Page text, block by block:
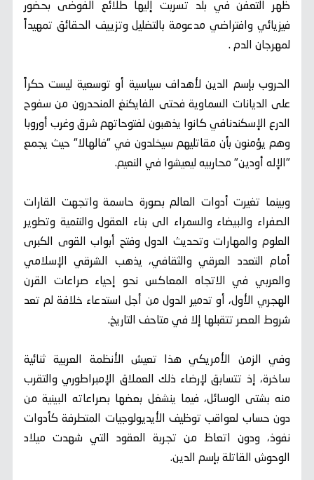
ظهر التعفن في بلد تسربت إليها طلائع الفوضى بحضور
فيزيائي وافتراضي مدعومة بالتضليل وتزييف الحقائق تمهيداً
لمهرجان الدم .
الحروب بإسم الدين لأهداف سياسية أو توسعية ليست حكراً
على الديانات السماوية فحتى الفايكنغ المنحدرون من سفوح
الدرع الإسكندنافي كانوا يذهبون لفتوحاتهم شرق وغرب أوروبا
وهم يؤمنون بأن مقاتليهم سيخلدون في "فالهالا" حيث يجمع
"الإله أودين" محاربيه ليعيشوا في النعيم.
وبينما تغيرت أدوات العالم بصورة حاسمة واتجهت القارات
الصفراء والبيضاء والسمراء الى بناء العقول والتنمية وتطوير
العلوم والمهارات وتحديث الدول وفتح أبواب القوى الكبرى
أمام التعدد العرقي والثقافي، يذهب الشرقي الإسلامي
والعربي في الاتجاه المعاكس نحو إحياء صراعات القرن
الهجري الأول، أو تدمير الدول من أجل استدعاء خلافة لم تعد
شروط العصر تتقبلها إلا في متاحف التاريخ.
وفي الزمن الأمريكي هذا تعيش الأنظمة العربية ثنائية
ساخرة، إذ تتسابق لإرضاء ذلك العملاق الإمبراطوري والتقرب
منه بشتى الوسائل، فيما ينشغل بعضها بصراعاته البينية من
دون حساب لعواقب توظيف الأيديولوجيات المتطرفة كأدوات
نفوذ، ودون اتعاظ من تجربة العقود التي شهدت ميلاد
الوحوش القاتلة بإسم الدين.